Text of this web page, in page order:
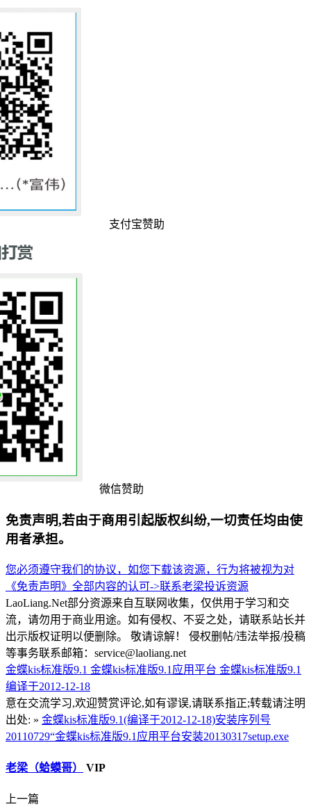
支付宝赞助
微信赞助
免责声明,若由于商用引起版权纠纷,一切责任均由使
用者承担。
您必须遵守我们的协议，如您下载该资源，行为将被视为对
《免责声明》全部内容的认可->联系老梁投诉资源
LaoLiang.Net部分资源来自互联网收集，仅供用于学习和交
流，请勿用于商业用途。如有侵权、不妥之处，请联系站长并
出示版权证明以便删除。 敬请谅解！ 侵权删帖/违法举报/投稿
等事务联系邮箱：service@laoliang.net
金蝶kis标准版9.1 金蝶kis标准版9.1应用平台 金蝶kis标准版9.1
编译于2012-12-18
意在交流学习,欢迎赞赏评论,如有谬误,请联系指正;转载请注明
出处: » 金蝶kis标准版9.1(编译于2012-12-18)安装序列号
20110729“金蝶kis标准版9.1应用平台安装20130317setup.exe
老梁（蛤蟆哥） VIP
上一篇